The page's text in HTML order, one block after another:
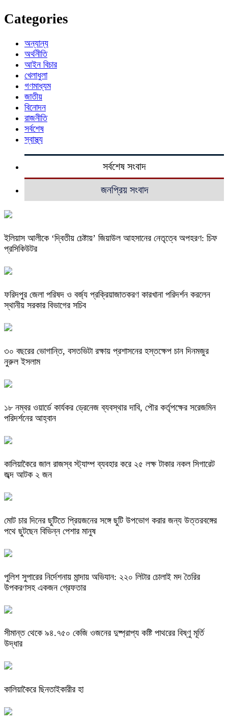
Categories
অন্যান্য
অর্থনীতি
আইন বিচার
খেলাধুলা
গণমাধ্যম
জাতীয়
বিনোদন
রাজনীতি
সর্বশেষ
স্বাস্থ্য
সর্বশেষ সংবাদ
জনপ্রিয় সংবাদ
ইলিয়াস আলীকে ‘দ্বিতীয় চেষ্টায়’ জিয়াউল আহসানের নেতৃত্বে অপহরণ: চিফ
প্রসিকিউটর
ফরিদপুর জেলা পরিষদ ও বর্জ্য প্রক্রিয়াজাতকরণ কারখানা পরিদর্শন করলেন
স্থানীয় সরকার বিভাগের সচিব
৩০ বছরের ভোগান্তি, বসতভিটা রক্ষায় প্রশাসনের হস্তক্ষেপ চান দিনমজুর
নুরুল ইসলাম
১৮ নম্বর ওয়ার্ডে কার্যকর ড্রেনেজ ব্যবস্থার দাবি, পৌর কর্তৃপক্ষের সরেজমিন
পরিদর্শনের আহ্বান
কালিয়াকৈরে জাল রাজস্ব স্ট্যাম্প ব্যবহার করে ২৫ লক্ষ টাকার নকল সিগারেট
জব্দ আটক ২ জন
মোট চার দিনের ছুটিতে প্রিয়জনের সঙ্গে ছুটি উপভোগ করার জন্য উত্তরবঙ্গের
পথে ছুটছেন বিভিন্ন পেশার মানুষ
পুলিশ সুপারের নির্দেশনায় মান্দায় অভিযান: ২২০ লিটার চোলাই মদ তৈরির
উপকরণসহ একজন গ্রেফতার
সীমান্ত থেকে ৯৪.৭৫০ কেজি ওজনের দুষ্প্রাপ্য কষ্টি পাথরের বিষ্ণু মূর্তি
উদ্ধার
কালিয়াকৈরে ছিনতাইকারীর হা